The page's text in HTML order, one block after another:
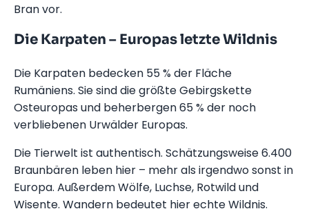
Bran vor.
Die Karpaten – Europas letzte Wildnis
Die Karpaten bedecken 55 % der Fläche
Rumäniens. Sie sind die größte Gebirgskette
Osteuropas und beherbergen 65 % der noch
verbliebenen Urwälder Europas.
Die Tierwelt ist authentisch. Schätzungsweise 6.400
Braunbären leben hier – mehr als irgendwo sonst in
Europa. Außerdem Wölfe, Luchse, Rotwild und
Wisente. Wandern bedeutet hier echte Wildnis.